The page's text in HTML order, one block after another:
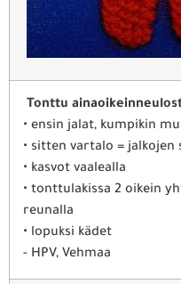
Tonttu
• ensin jalat, kumpikin
• sitten vartalo =
• kasvot vaalealla
• tonttulakissa 2 oikein
reunalla
• lopuksi kädet
- HPV, Vehmaa